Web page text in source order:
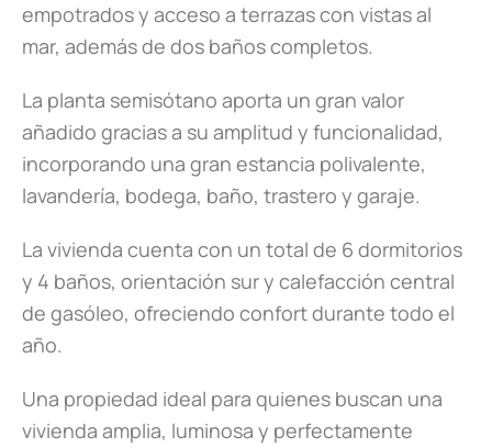
empotrados y acceso a terrazas con vistas al
mar, además de dos baños completos.
La planta semisótano aporta un gran valor
añadido gracias a su amplitud y funcionalidad,
incorporando una gran estancia polivalente,
lavandería, bodega, baño, trastero y garaje.
La vivienda cuenta con un total de 6 dormitorios
y 4 baños, orientación sur y calefacción central
de gasóleo, ofreciendo confort durante todo el
año.
Una propiedad ideal para quienes buscan una
vivienda amplia, luminosa y perfectamente